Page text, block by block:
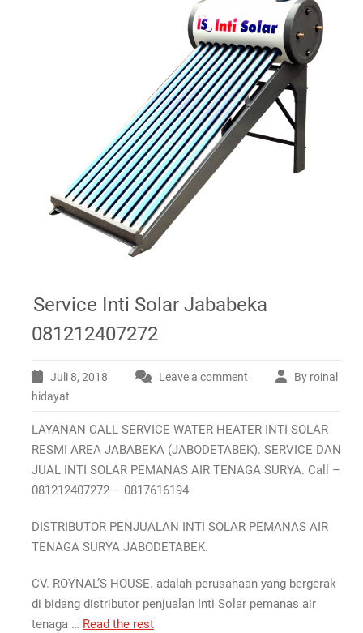
Service Inti Solar Jababeka
081212407272
Juli 8, 2018 Leave a comment
By roinal
hidayat
LAYANAN CALL SERVICE WATER HEATER INTI SOLAR
RESMI AREA JABABEKA (JABODETABEK). SERVICE DAN
JUAL INTI SOLAR PEMANAS AIR TENAGA SURYA. Call –
081212407272 – 0817616194
DISTRIBUTOR PENJUALAN INTI SOLAR PEMANAS AIR
TENAGA SURYA JABODETABEK.
CV. ROYNAL’S HOUSE. adalah perusahaan yang bergerak
di bidang distributor penjualan Inti Solar pemanas air
tenaga … Read the rest